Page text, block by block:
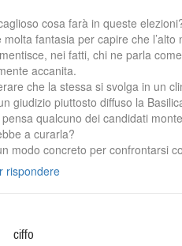
cosa farà in queste
molta fantasia per capire che
nei fatti, chi ne parla
accanita.
che la stessa si svolga in un
giudizio piuttosto diffuso la
qualcuno dei candidati
a curarla?
modo concreto per confrontarsi
rispondere
ciffo